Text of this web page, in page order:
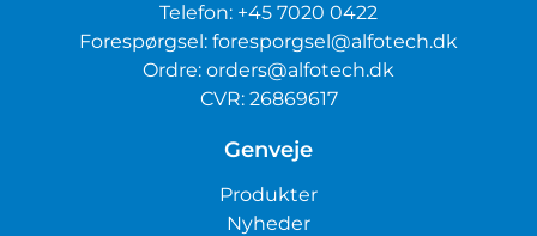
Telefon: +45 7020 0422
Forespørgsel: foresporgsel@alfotech.dk
Ordre: orders@alfotech.dk
CVR: 26869617
Genveje
Produkter
Nyheder